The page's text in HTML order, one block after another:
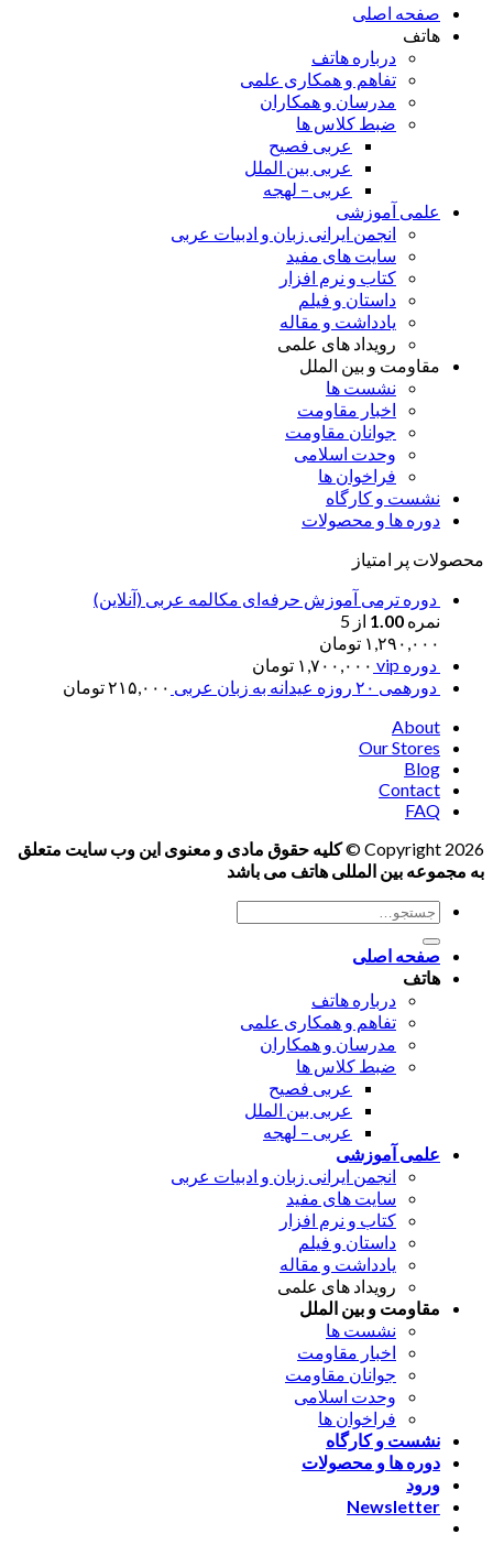
صفحه اصلی
هاتف
درباره هاتف
تفاهم و همکاری علمی
مدرسان و همکاران
ضبط کلاس ها
عربی فصیح
عربی بین الملل
عربی – لهجه
علمی آموزشی
انجمن ایرانی زبان و ادبیات عربی
سایت های مفید
کتاب و نرم افزار
داستان و فیلم
یادداشت و مقاله
رویداد های علمی
مقاومت و بین الملل
نشست ها
اخبار مقاومت
جوانان مقاومت
وحدت اسلامی
فراخوان ها
نشست و کارگاه
دوره ها و محصولات
محصولات پر امتیاز
دوره ترمی آموزش حرفه‌ای مکالمه عربی (آنلاین)
نمره 1.00 از 5
۱,۲۹۰,۰۰۰ تومان
دوره vip
۱,۷۰۰,۰۰۰ تومان
دورهمی ۲۰ روزه عیدانه به زبان عربی
۲۱۵,۰۰۰تومان
About
Our Stores
Blog
Contact
FAQ
Copyright 2026 ©
کلیه حقوق مادی و معنوی این وب سایت متعلق
به مجموعه بین المللی هاتف می باشد
جستجو
برای:
صفحه اصلی
هاتف
درباره هاتف
تفاهم و همکاری علمی
مدرسان و همکاران
ضبط کلاس ها
عربی فصیح
عربی بین الملل
عربی – لهجه
علمی آموزشی
انجمن ایرانی زبان و ادبیات عربی
سایت های مفید
کتاب و نرم افزار
داستان و فیلم
یادداشت و مقاله
رویداد های علمی
مقاومت و بین الملل
نشست ها
اخبار مقاومت
جوانان مقاومت
وحدت اسلامی
فراخوان ها
نشست و کارگاه
دوره ها و محصولات
ورود
Newsletter